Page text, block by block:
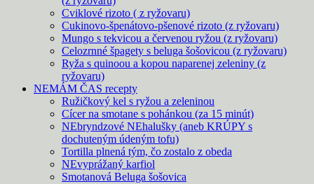
Cviklové rizoto ( z ryžovaru)
Cukinovo-špenátovo-pšenové rizoto (z ryžovaru)
Mungo s tekvicou a červenou ryžou (z ryžovaru)
Celozrnné špagety s beluga šošovicou (z ryžovaru)
Ryža s quinoou a kopou naparenej zeleniny (z
ryžovaru)
NEMÁM ČAS recepty
Ružičkový kel s ryžou a zeleninou
Cícer na smotane s pohánkou (za 15 minút)
NEbryndzové NEhalušky (aneb KRÚPY s
dochuteným údeným tofu)
Tortilla plnená tým, čo zostalo z obeda
NEvyprážaný karfiol
Smotanová Beluga šošovica